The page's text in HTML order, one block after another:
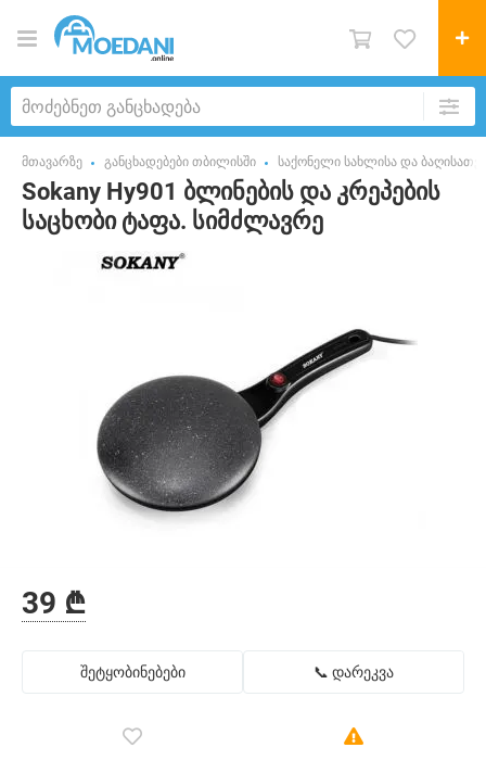
მთავარზე განცხადებები თბილისში საქონელი სახლისა და
Sokany Hy901 ბლინების და კრეპების
საცხობი ტაფა. სიმძლავრე
39 ₾
შეტყობინებები 📞 დარეკვა